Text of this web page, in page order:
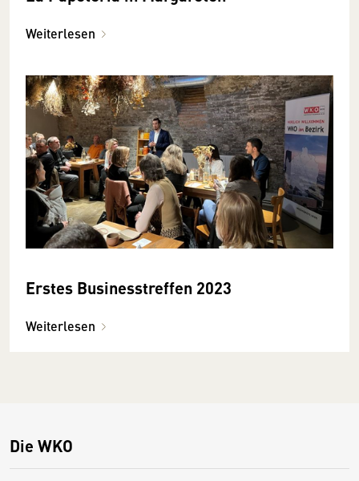
Weiterlesen
Erstes Businesstreffen 2023
Weiterlesen
Die WKO